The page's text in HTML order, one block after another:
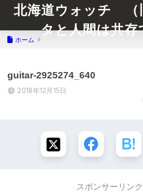
北海道ウォッチ （
タと人間は共存
ホーム
guitar-2925274_640
2018年12月15日
スポンサーリンク